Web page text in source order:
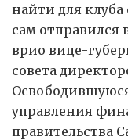
найти для клуба
сам отправился
врио вице-
совета
управления
правительства